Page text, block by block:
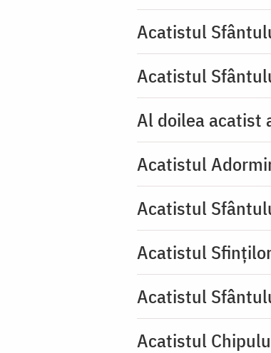
Acatistul
Acatistul
Al doilea acatist
Acatistul
Acatistul
Acatistul
Acatistul
Acatistul